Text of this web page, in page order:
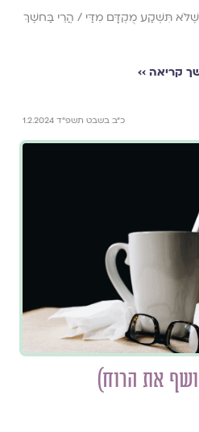
תִּשְׁקַע מֻקְדָּם מִדַּי / הֲרֵי בַּחשֶׁךְ
קריאה ››
כ״ב בשבט תשפ״ד 1.2.2024
את הרוח)